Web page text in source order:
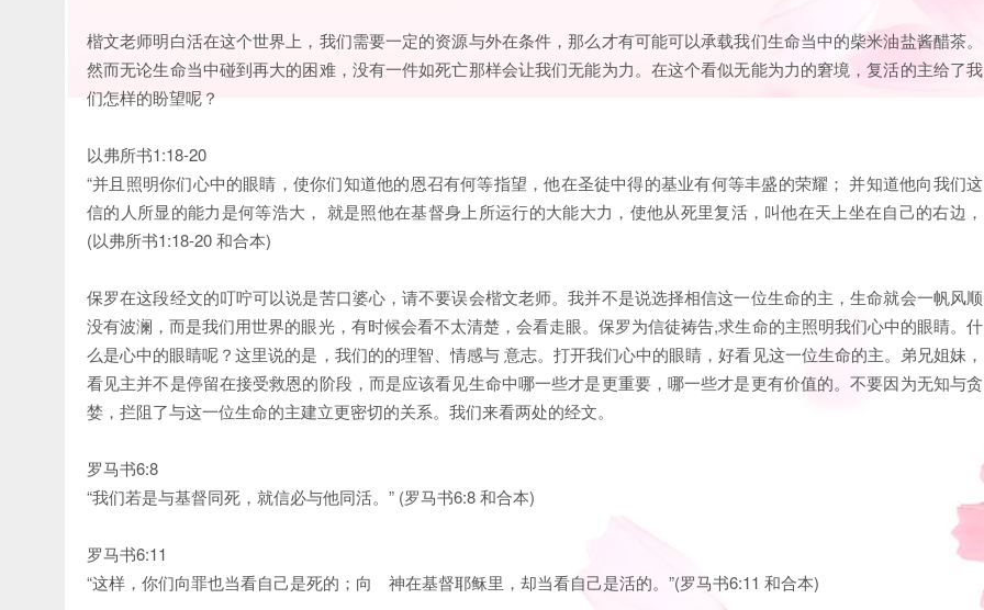
楷文老师明白活在这个世界上，我们需要一定的资源与外在条件，那么才有可能可以承载我们生命当中的柴米油盐酱醋茶。
然而无论生命当中碰到再大的困难，没有一件如死亡那样会让我们无能为力。在这个看似无能为力的窘境，复活的主给了我
们怎样的盼望呢？
以弗所书1:18-20
“并且照明你们心中的眼睛，使你们知道他的恩召有何等指望，他在圣徒中得的基业有何等丰盛的荣耀； 并知道他向我们这
信的人所显的能力是何等浩大， 就是照他在基督身上所运行的大能大力，使他从死里复活，叫他在天上坐在自己的右边，
(以弗所书1:18-20 和合本)
保罗在这段经文的叮咛可以说是苦口婆心，请不要误会楷文老师。我并不是说选择相信这一位生命的主，生命就会一帆风顺
没有波澜，而是我们用世界的眼光，有时候会看不太清楚，会看走眼。保罗为信徒祷告,求生命的主照明我们心中的眼睛。什
么是心中的眼睛呢？这里说的是，我们的的理智、情感与 意志。打开我们心中的眼睛，好看见这一位生命的主。弟兄姐妹，
看见主并不是停留在接受救恩的阶段，而是应该看见生命中哪一些才是更重要，哪一些才是更有价值的。不要因为无知与贪
婪，拦阻了与这一位生命的主建立更密切的关系。我们来看两处的经文。
罗马书6:8
“我们若是与基督同死，就信必与他同活。” (罗马书6:8 和合本)
罗马书6:11
“这样，你们向罪也当看自己是死的；向 神在基督耶稣里，却当看自己是活的。”(罗马书6:11 和合本)